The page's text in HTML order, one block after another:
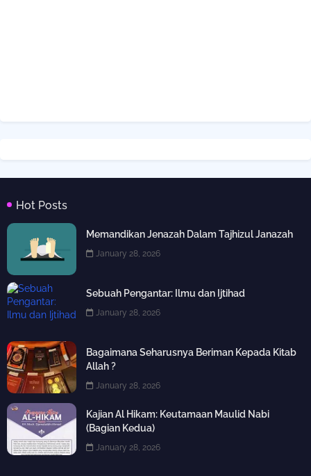
Hot Posts
Memandikan Jenazah Dalam Tajhizul Janazah
January 28, 2026
Sebuah Pengantar: Ilmu dan Ijtihad
January 28, 2026
Bagaimana Seharusnya Beriman Kepada Kitab
Allah ?
January 28, 2026
Kajian Al Hikam: Keutamaan Maulid Nabi
(Bagian Kedua)
January 28, 2026